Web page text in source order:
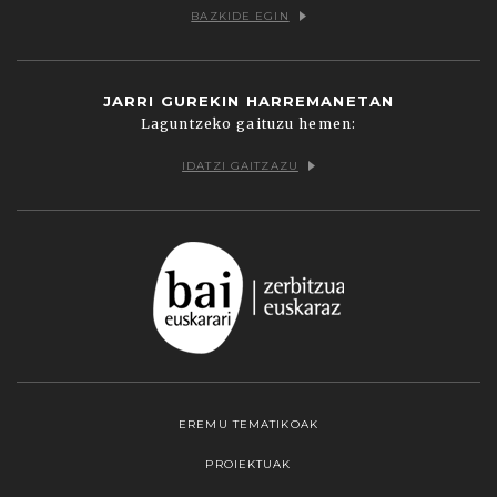
BAZKIDE EGIN
JARRI GUREKIN HARREMANETAN
Laguntzeko gaituzu hemen:
IDATZI GAITZAZU
EREMU TEMATIKOAK
PROIEKTUAK